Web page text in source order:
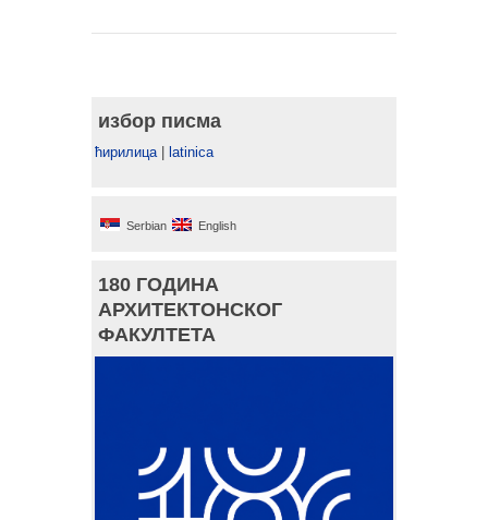
избор писма
ћирилица latinica
Serbian English
180 ГОДИНА
АРХИТЕКТОНСКОГ
ФАКУЛТЕТА